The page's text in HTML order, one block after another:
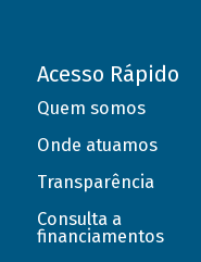
Acesso Rápido
Quem somos
Onde atuamos
Transparência
Consulta a
financiamentos